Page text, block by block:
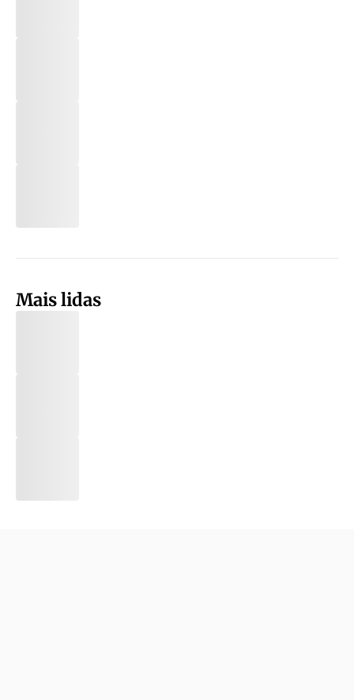
Mais lidas